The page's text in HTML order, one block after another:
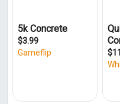
Jardim São Pedro (3)
Moinhos de Vento (1)
Mário Quintana (3)